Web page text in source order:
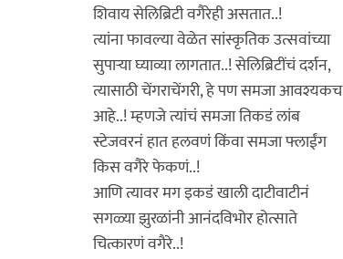
शिवाय सेलिब्रिटी वगैरेही असतात..!
त्यांना फावल्या वेळेत सांस्कृतिक उत्सवांच्या
सुपाऱ्या घ्याव्या लागतात..! सेलिब्रिटींचं दर्शन,
त्यासाठी चेंगराचेंगरी, हे पण समजा आवश्यकच
आहे..! म्हणजे त्यांचं समजा तिकडं लांब
स्टेजवरनं हात हलवणं किंवा समजा फ्लाईंग
किस वगैरे फेकणं..!
आणि त्यावर मग इकडं खाली दाटीवाटीनं
सगळ्या झुरळांनी आनंदविभोर होत्साते
चित्कारणं वगैरे..!